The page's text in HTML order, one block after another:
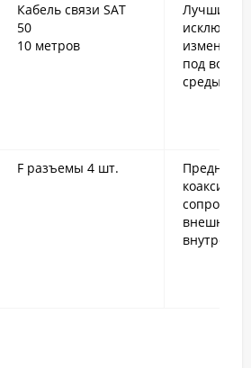
Кабель связи SAT
50
10 метров
Лучшие
под
среды.
F разъемы 4 шт.
внешней